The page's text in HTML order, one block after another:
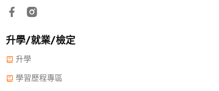
升學/就業/檢定
升學
學習歷程專區